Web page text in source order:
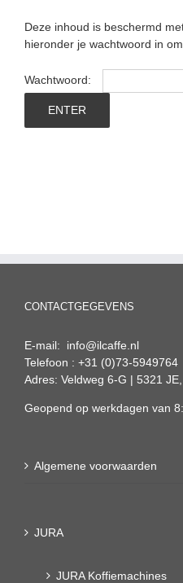
Deze inhoud is beschermd
hieronder je wachtwoord in
Wachtwoord:
CONTACTGEGEVENS
E-mail: info@ilcaffe.nl
Telefoon : +31 (0)73-5949764
Adres: Veldweg 6-G | 5321
Geopend op werkdagen van
Algemene voorwaarden
JURA
JURA Koffiemachines